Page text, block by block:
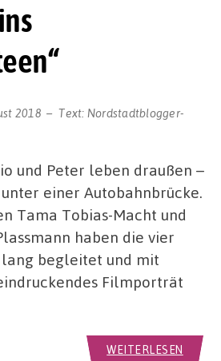
2018 Text: Nordstadtblogger-
und Peter leben draußen –
einer Autobahnbrücke.
Tama Tobias-Macht und
haben die vier
begleitet und mit
Filmporträt
WEITERLESEN